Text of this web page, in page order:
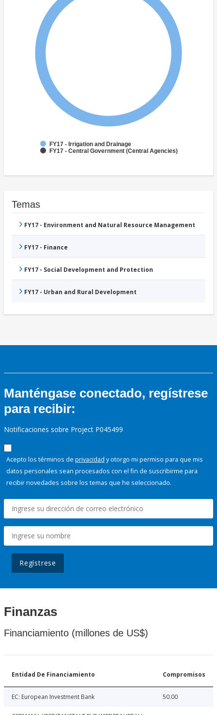
FY17 - Irrigation and Drainage
FY17 - Central Government (Central Agencies)
Temas
FY17 - Environment and Natural Resource Management
FY17 - Finance
FY17 - Social Development and Protection
FY17 - Urban and Rural Development
Manténgase conectado, regístrese
para recibir:
Notificaciones sobre Project P045499
Acepto los términos de privacidad y otorgo mi permiso para que mis
datos personales sean procesados con el fin de suscribirme para
recibir novedades sobre los temas que he seleccionado.
Regístrese
Finanzas
Financiamiento (millones de US$)
Entidad De Financiamiento Compromisos
EC: European Investment Bank 50.00